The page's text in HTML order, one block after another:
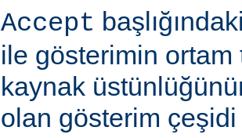
Accept
ile gösterimin
kaynak
olan gösterim